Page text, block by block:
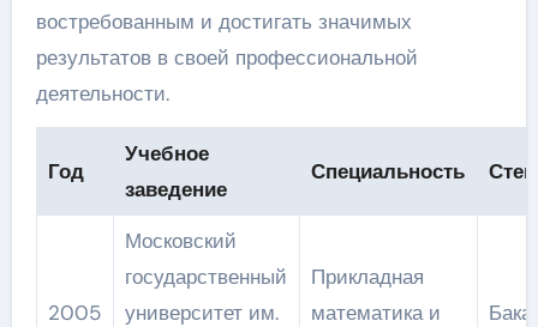
востребованным и достигать значимых
результатов в своей профессиональной
деятельности.
Год
Учебное
заведение
Специальность
2005
Московский
государственный
университет им.
Прикладная
математика и